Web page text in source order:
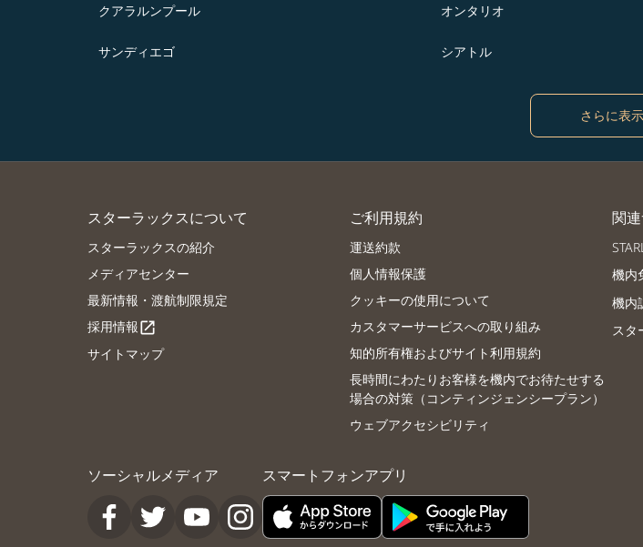
クアラルンプール オンタリオ
サンディエゴ シアトル
さらに表示
スターラックスについて
スターラックスの紹介
メディアセンター
最新情報・渡航制限規定
採用情報open_in_new
サイトマップ
ご利用規約
運送約款
個人情報保護
クッキーの使用について
カスタマーサービスへの取り組み
知的所有権およびサイト利用規約
長時間にわたりお客様を機内でお待たせする
場合の対策（コンティンジェンシープラン）
ウェブアクセシビリティ
関
機内
機内
スタ
ソーシャルメディア スマートフォンアプリ